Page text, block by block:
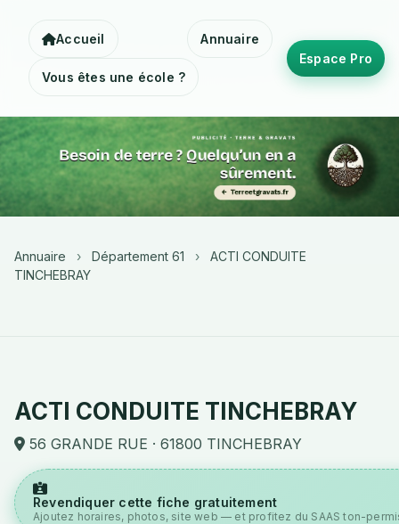
Accueil Annuaire
Vous êtes une école ?
Espace Pro
Annuaire › Département 61 ›
ACTI CONDUITE
TINCHEBRAY
ACTI CONDUITE TINCHEBRAY
56 GRANDE RUE · 61800 TINCHEBRAY
Revendiquer cette fiche gratuitement
Ajoutez horaires, photos, site web — et profitez du SAAS ton-